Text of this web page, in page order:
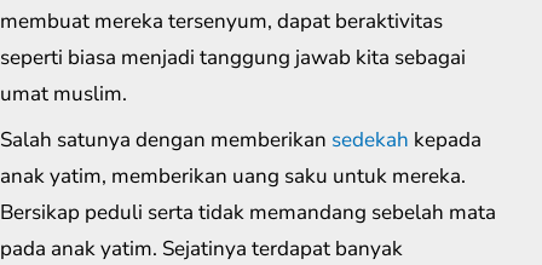
membuat mereka tersenyum, dapat beraktivitas
seperti biasa menjadi tanggung jawab kita sebagai
umat muslim.
Salah satunya dengan memberikan sedekah kepada
anak yatim, memberikan uang saku untuk mereka.
Bersikap peduli serta tidak memandang sebelah mata
pada anak yatim. Sejatinya terdapat banyak